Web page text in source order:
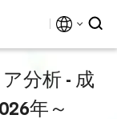
分析 - 成
年～